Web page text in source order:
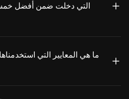
ما هي المعايير التي